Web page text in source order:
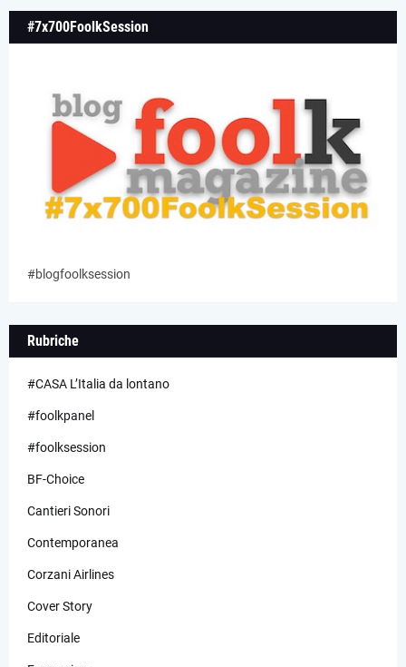
#7x700FoolkSession
#blogfoolksession
Rubriche
#CASA L’Italia da lontano
#foolkpanel
#foolksession
BF-Choice
Cantieri Sonori
Contemporanea
Corzani Airlines
Cover Story
Editoriale